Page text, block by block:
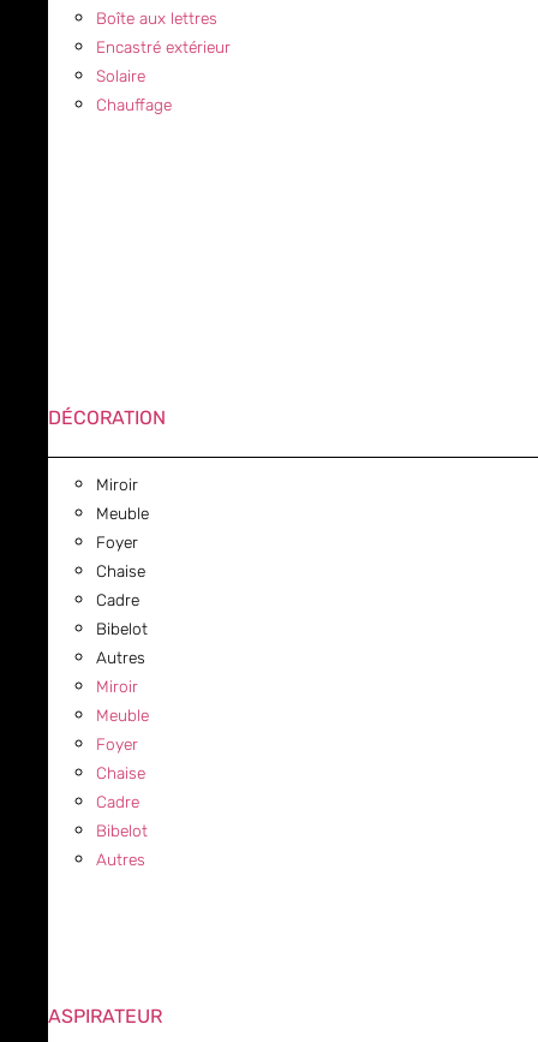
Boîte aux lettres
Encastré extérieur
Solaire
Chauffage
DÉCORATION
Miroir
Meuble
Foyer
Chaise
Cadre
Bibelot
Autres
Miroir
Meuble
Foyer
Chaise
Cadre
Bibelot
Autres
ASPIRATEUR